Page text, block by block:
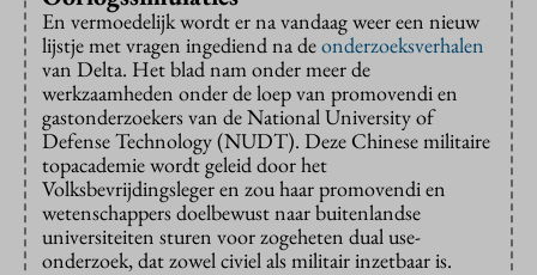
En vermoedelijk wordt er na vandaag weer een nieuw
lijstje met vragen ingediend na deonderzoeksverhalen
van Delta. Het blad nam onder meer de
werkzaamheden onder de loep van promovendi en
gastonderzoekers van de National University of
Defense Technology (NUDT). Deze Chinese militaire
topacademie wordt geleid door het
Volksbevrijdingsleger en zou haar promovendi en
wetenschappers doelbewust naar buitenlandse
universiteiten sturen voor zogeheten dual use-
onderzoek, dat zowel civiel als militair inzetbaar is.